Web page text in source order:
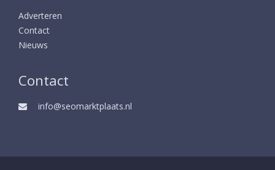
Adverteren
Contact
Nieuws
Contact
info@seomarktplaats.nl